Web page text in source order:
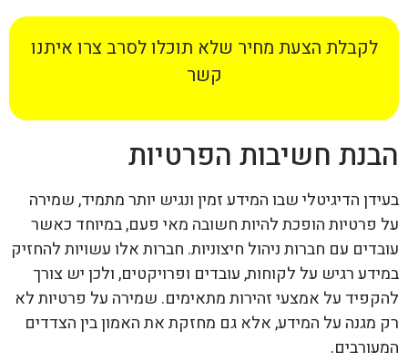
לקבלת הצעת מחיר שלא תוכלו לסרב צרו איתנו
קשר
הבנת חשיבות הפרטיות
בעידן הדיגיטלי שבו המידע זמין ונגיש יותר מתמיד, שמירה
על פרטיות הופכת להיות חשובה מאי פעם, במיוחד כאשר
עובדים עם חברות ניהול חיצוניות. חברות אלו עשויות להחזיק
במידע רגיש על לקוחות, עובדים ופרויקטים, ולכן יש צורך
להקפיד על אמצעי זהירות מתאימים. שמירה על פרטיות לא
רק מגנה על המידע, אלא גם מחזקת את האמון בין הצדדים
המעורבים.